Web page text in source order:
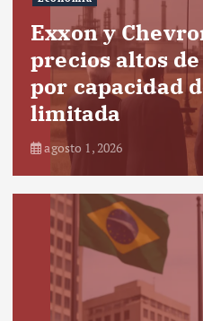
Exxon y
precios altos
por capacidad
limitada
agosto 1, 2026